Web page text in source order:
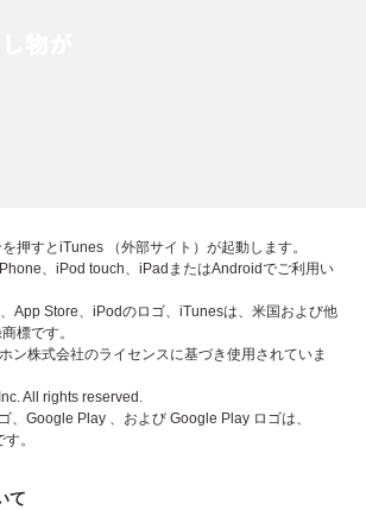
押すとiTunes （外部サイト）が起動します。
、iPod touch、iPadまたはAndroidでご利用い
App Store、iPodのロゴ、iTunesは、米国および他
標です。
ン株式会社のライセンスに基づき使用されていま
All rights reserved.
、Google Play 、および Google Play ロゴは、
。
て